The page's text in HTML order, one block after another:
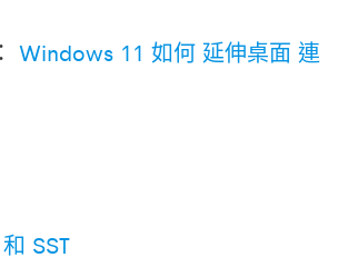
Windows 11 如何 延伸桌面 連
SST